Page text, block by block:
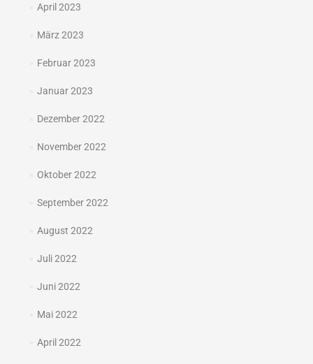
April 2023
März 2023
Februar 2023
Januar 2023
Dezember 2022
November 2022
Oktober 2022
September 2022
August 2022
Juli 2022
Juni 2022
Mai 2022
April 2022